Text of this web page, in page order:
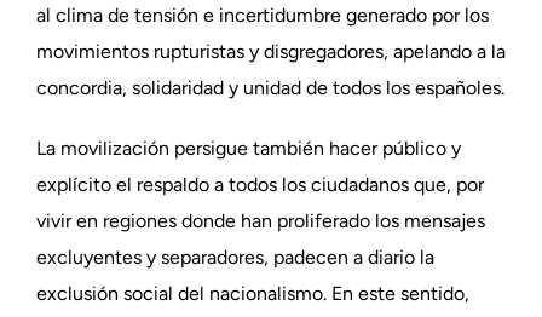
al clima de tensión e incertidumbre generado por los
movimientos rupturistas y disgregadores, apelando a la
concordia, solidaridad y unidad de todos los españoles.
La movilización persigue también hacer público y
explícito el respaldo a todos los ciudadanos que, por
vivir en regiones donde han proliferado los mensajes
excluyentes y separadores, padecen a diario la
exclusión social del nacionalismo. En este sentido,